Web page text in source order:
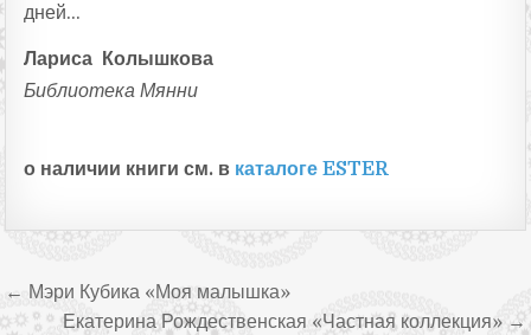
дней…
Лариса Колышкова
Библиотека Мянни
о наличии книги см. в каталоге ESTER
Навигация по записям
← Мэри Кубика «Моя малышка»
Екатерина Рождественская «Частная коллекция» →